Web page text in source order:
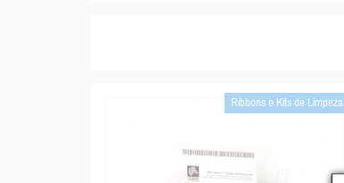
Ribbons e Kits de Limpeza